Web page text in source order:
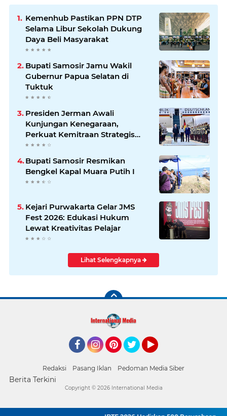
Kemenhub Pastikan PPN DTP
Selama Libur Sekolah Dukung
Daya Beli Masyarakat
Bupati Samosir Jamu Wakil
Gubernur Papua Selatan di
Tuktuk
Presiden Jerman Awali
Kunjungan Kenegaraan,
Perkuat Kemitraan Strategis
Indonesia–Jerman
Bupati Samosir Resmikan
Bengkel Kapal Muara Putih I
Kejari Purwakarta Gelar JMS
Fest 2026: Edukasi Hukum
Lewat Kreativitas Pelajar
Lihat Selengkapnya
Redaksi Pasang Iklan Pedoman Media Siber
Berita Terkini
Copyright © 2026 International Media